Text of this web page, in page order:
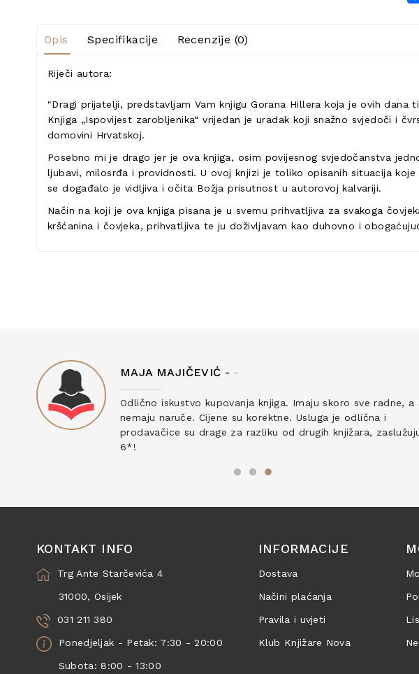
Opis Specifikacije Recenzije (0)
Riječi autora:
"Dragi prijatelji, predstavljam Vam knjigu Gorana Hillera koja je ovih
Knjiga „Ispovijest zarobljenika“ vrijedan je uradak koji snažno svjedoči i
domovini Hrvatskoj.
Posebno mi je drago jer je ova knjiga, osim povijesnog svjedočanstva
ljubavi, milosrđa i providnosti. U ovoj knjizi je toliko opisanih situacija
se događalo je vidljiva i očita Božja prisutnost u autorovoj kalvariji.
Način na koji je ova knjiga pisana je u svemu prihvatljiva za svakoga
kršćanina i čovjeka, prihvatljiva te ju doživljavam kao duhovno i
MAJA MAJIČEVIĆ - -
Odlično iskustvo kupovanja knjiga. Imaju skoro sve radne, a
nemaju naruče. Cijene su korektne. Usluga je odlična i
prodavačice su drage za razliku od drugih knjižara,
6*!
KONTAKT INFO
Trg Ante Starčevića 4
31000, Osijek
031 211 380
Ponedjeljak - Petak: 7:30 - 20:00
Subota: 8:00 - 13:00
INFORMACIJE
Dostava
Načini plaćanja
Pravila i uvjeti
Klub Knjižare Nova